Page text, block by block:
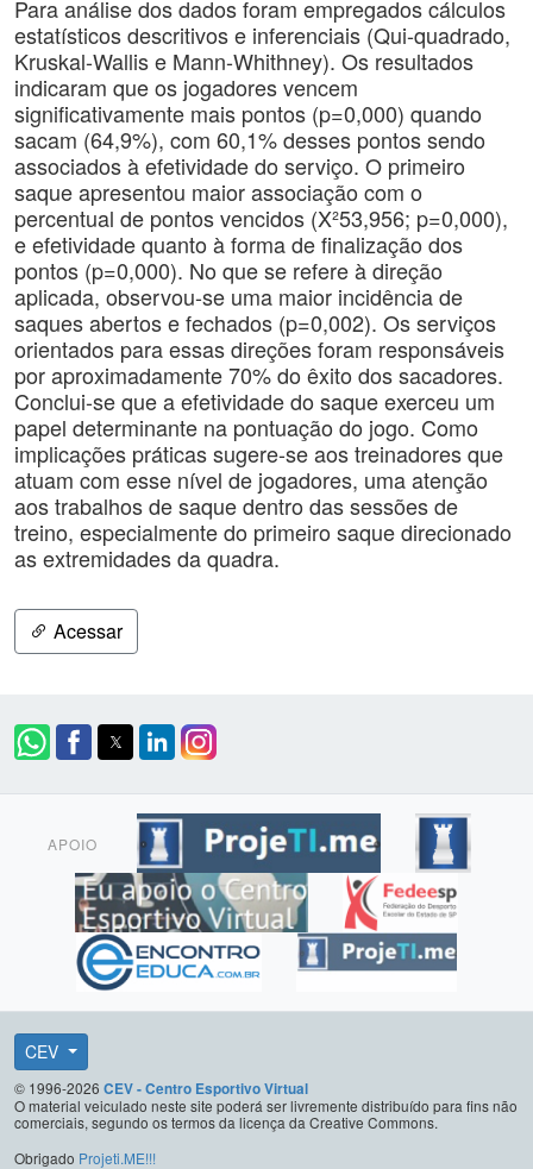
Para análise dos dados foram empregados cálculos
estatísticos descritivos e inferenciais (Qui-quadrado,
Kruskal-Wallis e Mann-Whithney). Os resultados
indicaram que os jogadores vencem
significativamente mais pontos (p=0,000) quando
sacam (64,9%), com 60,1% desses pontos sendo
associados à efetividade do serviço. O primeiro
saque apresentou maior associação com o
percentual de pontos vencidos (X²53,956; p=0,000),
e efetividade quanto à forma de finalização dos
pontos (p=0,000). No que se refere à direção
aplicada, observou-se uma maior incidência de
saques abertos e fechados (p=0,002). Os serviços
orientados para essas direções foram responsáveis
por aproximadamente 70% do êxito dos sacadores.
Conclui-se que a efetividade do saque exerceu um
papel determinante na pontuação do jogo. Como
implicações práticas sugere-se aos treinadores que
atuam com esse nível de jogadores, uma atenção
aos trabalhos de saque dentro das sessões de
treino, especialmente do primeiro saque direcionado
as extremidades da quadra.
Acessar
APOIO
CEV
© 1996-2026 CEV - Centro Esportivo Virtual
O material veiculado neste site poderá ser livremente distribuído para fins não
comerciais, segundo os termos da licença da Creative Commons.
Obrigado Projeti.ME!!!